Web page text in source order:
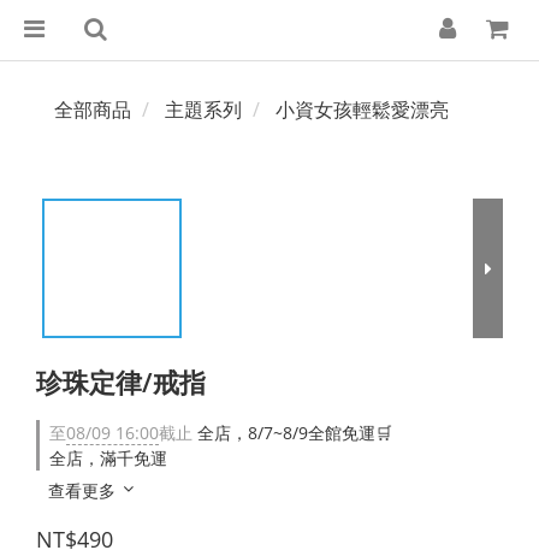
全部商品 主題系列 小資女孩輕鬆愛漂亮
珍珠定律/戒指
至08/09 16:00截止 全店，8/7~8/9全館免運🛒
全店，滿千免運
查看更多
NT$490